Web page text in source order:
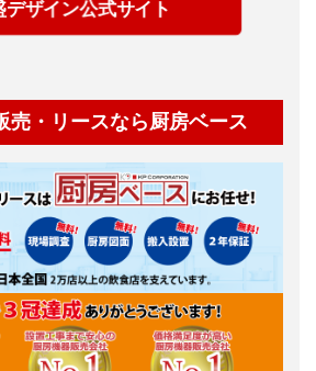
デザイン公式サイト
売・リースなら厨房ベース